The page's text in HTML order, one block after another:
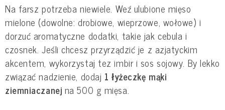
Na farsz potrzeba niewiele. Weź ulubione mięso
mielone (dowolne: drobiowe, wieprzowe, wołowe) i
dorzuć aromatyczne dodatki, takie jak cebula i
czosnek. Jeśli chcesz przyrządzić je z azjatyckim
akcentem, wykorzystaj tez imbir i sos sojowy. By lekko
związać nadzienie, dodaj 1 łyżeczkę mąki
ziemniaczanej na 500 g mięsa.